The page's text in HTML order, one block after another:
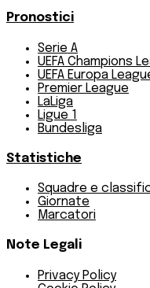
Pronostici
Serie A
UEFA Champions
UEFA Europa
Premier League
LaLiga
Ligue 1
Bundesliga
Statistiche
Squadre e
Giornate
Marcatori
Note Legali
Privacy Policy